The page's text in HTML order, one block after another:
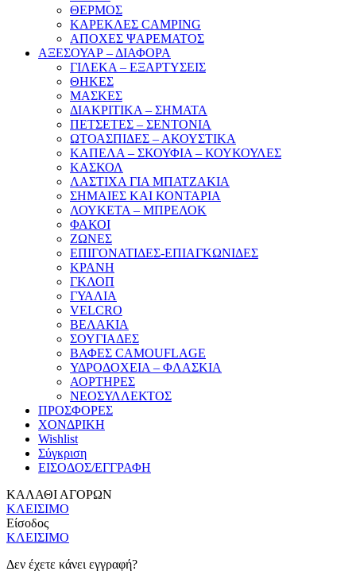
ΘΕΡΜΟΣ
ΚΑΡΕΚΛΕΣ CAMPING
ΑΠΟΧΕΣ ΨΑΡΕΜΑΤΟΣ
ΑΞΕΣΟΥΑΡ – ΔΙΑΦΟΡΑ
ΓΙΛΕΚΑ – ΕΞΑΡΤΥΣΕΙΣ
ΘΗΚΕΣ
ΜΑΣΚΕΣ
ΔΙΑΚΡΙΤΙΚΑ – ΣΗΜΑΤΑ
ΠΕΤΣΕΤΕΣ – ΣΕΝΤΟΝΙΑ
ΩΤΟΑΣΠΙΔΕΣ – ΑΚΟΥΣΤΙΚΑ
ΚΑΠΕΛΑ – ΣΚΟΥΦΙΑ – ΚΟΥΚΟΥΛΕΣ
ΚΑΣΚΟΛ
ΛΑΣΤΙΧΑ ΓΙΑ ΜΠΑΤΖΑΚΙΑ
ΣΗΜΑΙΕΣ ΚΑΙ ΚΟΝΤΑΡΙΑ
ΛΟΥΚΕΤΑ – ΜΠΡΕΛΟΚ
ΦΑΚΟΙ
ΖΩΝΕΣ
ΕΠΙΓΟΝΑΤΙΔΕΣ-ΕΠΙΑΓΚΩΝΙΔΕΣ
ΚΡΑΝΗ
ΓΚΛΟΠ
ΓΥΑΛΙΑ
VELCRO
ΒΕΛΑΚΙΑ
ΣΟΥΓΙΑΔΕΣ
ΒΑΦΕΣ CAMOUFLAGE
ΥΔΡΟΔΟΧΕΙΑ – ΦΛΑΣΚΙΑ
ΑΟΡΤΗΡΕΣ
ΝΕΟΣΥΛΛΕΚΤΟΣ
ΠΡΟΣΦΟΡΕΣ
ΧΟΝΔΡΙΚΗ
Wishlist
Σύγκριση
ΕΙΣΟΔΟΣ/ΕΓΓΡΑΦΗ
ΚΑΛΑΘΙ ΑΓΟΡΩΝ
ΚΛΕΙΣΙΜΟ
Είσοδος
ΚΛΕΙΣΙΜΟ
Δεν έχετε κάνει εγγραφή?